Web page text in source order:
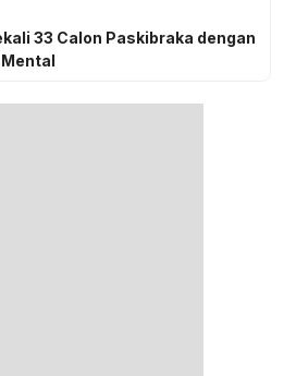
33 Calon Paskibraka dengan